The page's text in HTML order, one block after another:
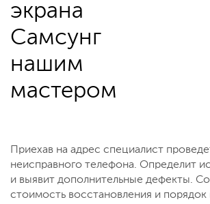
экрана
Самсунг
нашим
мастером
Приехав на адрес специалист
неисправного телефона. Определит
и выявит дополнительные дефекты.
стоимость восстановления и порядок